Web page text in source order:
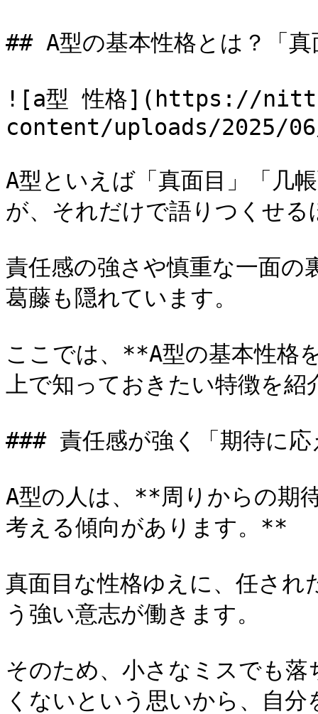
## A型の基本性格とは？「
![a型 性格](https://
content/uploads/2025/
A型といえば「真面目」「几
が、それだけで語りつくせ
責任感の強さや慎重な一面の
葛藤も隠れています。
ここでは、**A型の基本性格
上で知っておきたい特徴を
### 責任感が強く「期待に
A型の人は、**周りからの期
考える傾向があります。**
真面目な性格ゆえに、任さ
う強い意志が働きます。
そのため、小さなミスでも
くないという思いから、自